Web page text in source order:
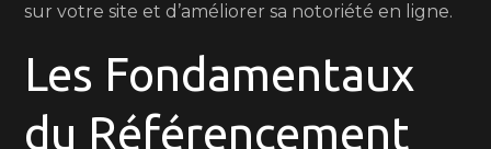
sur votre site et d’améliorer sa notoriété en ligne.
Les Fondamentaux
du Référencement